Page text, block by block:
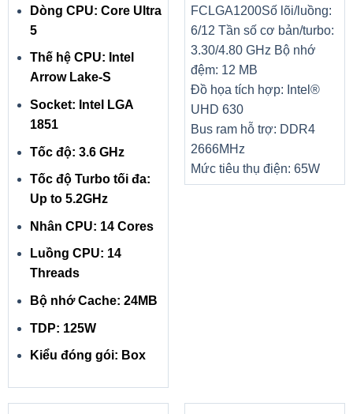
Dòng CPU: Core Ultra
5
Thế hệ CPU: Intel
Arrow Lake-S
Socket: Intel LGA
1851
Tốc độ: 3.6 GHz
Tốc độ Turbo tối đa:
Up to 5.2GHz
Nhân CPU: 14 Cores
Luồng CPU: 14
Threads
Bộ nhớ Cache: 24MB
TDP: 125W
Kiểu đóng gói: Box
FCLGA1200Số lõi/luồng:
6/12 Tần số cơ bản/turbo:
3.30/4.80 GHz Bộ nhớ
đệm: 12 MB
Đồ họa tích hợp: Intel®
UHD 630
Bus ram hỗ trợ: DDR4
2666MHz
Mức tiêu thụ điện: 65W